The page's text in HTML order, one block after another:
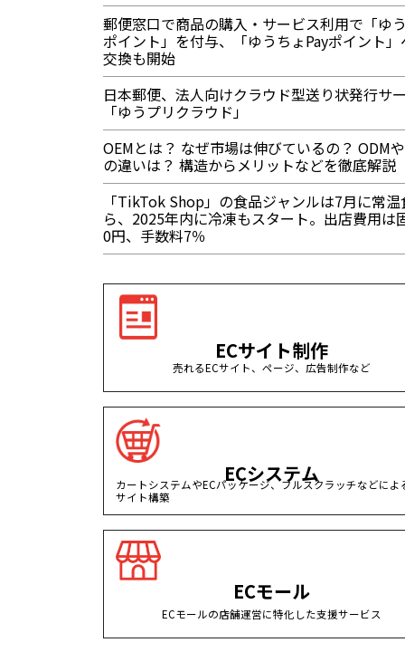
郵便窓口で商品の購入・サービス利用で「ゆ
ポイント」を付与、「ゆうちょPayポイント」
交換も開始
日本郵便、法人向けクラウド型送り状発行サ
「ゆうプリクラウド」
OEMとは？ なぜ市場は伸びているの？ ODM
の違いは？ 構造からメリットなどを徹底解説
「TikTok Shop」の食品ジャンルは7月に常温
ら、2025年内に冷凍もスタート。出店費用は
0円、手数料7％
ECサイト制作
売れるECサイト、ページ、広告制作など
ECシステム
カートシステムやECパッケージ、フルスクラッチなどによ
サイト構築
ECモール
ECモールの店舗運営に特化した支援サービス